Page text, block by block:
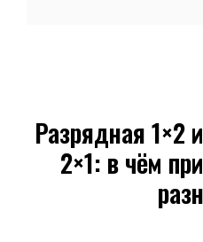
Разрядная 1×2
2×1: в чём